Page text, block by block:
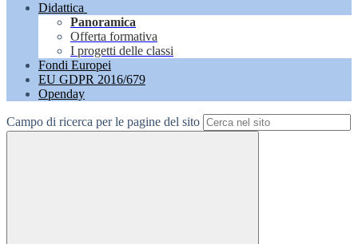
Didattica
Panoramica
Offerta formativa
I progetti delle classi
Fondi Europei
EU GDPR 2016/679
Openday
Campo di ricerca per le pagine del sito